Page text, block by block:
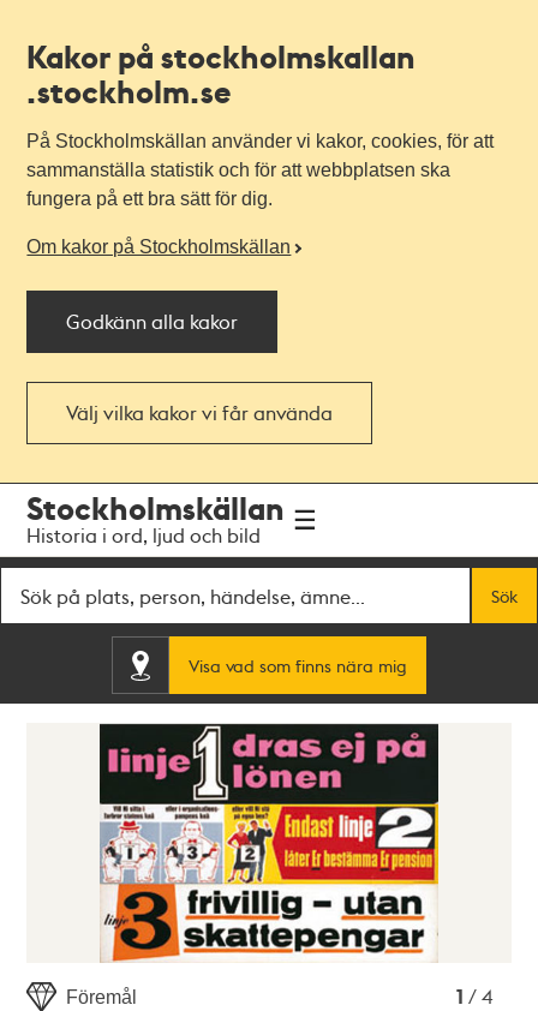
Kakor på stockholmskallan
.stockholm.se
På Stockholmskällan använder vi kakor, cookies, för att
sammanställa statistik och för att webbplatsen ska
fungera på ett bra sätt för dig.
Om kakor på Stockholmskällan
Godkänn alla kakor
Välj vilka kakor vi får använda
navigationen
huvudinnehållet
Stockholmskällan
Historia i ord, ljud och bild
Sök
Visa vad som finns nära mig
1 / 4
Föremål